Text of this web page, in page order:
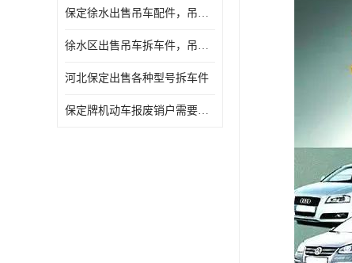
保定徐水出售吊车配件，吊车拆车件出售
徐水区出售吊车拆车件，吊车液压件，吊车发动机变速箱出售
河北保定出售各种型号拆车件
保定牌机动车报废销户需要带哪些手续，流程咨询